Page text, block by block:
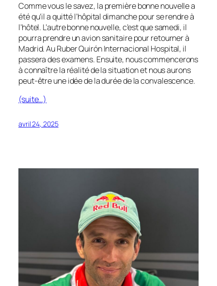
Comme vous le savez, la première bonne nouvelle a
été qu’il a quitté l’hôpital dimanche pour se rendre à
l’hôtel. L’autre bonne nouvelle, c’est que samedi, il
pourra prendre un avion sanitaire pour retourner à
Madrid. Au Ruber Quirón Internacional Hospital, il
passera des examens. Ensuite, nous commencerons
à connaître la réalité de la situation et nous aurons
peut-être une idée de la durée de la convalescence.
(suite…)
avril 24, 2025